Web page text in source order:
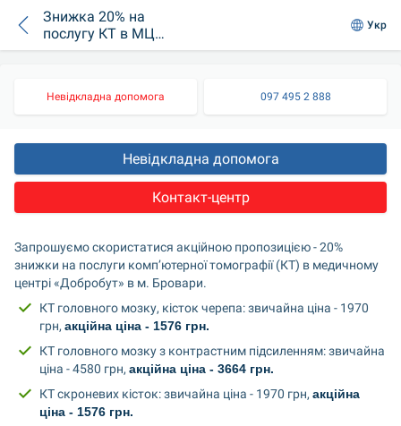
Знижка 20% на
послугу КТ в МЦ
Добробут у
Укр
Невідкладна допомога 097 495 2 888
Невідкладна допомога
Контакт-центр
Запрошуємо скористатися акційною пропозицією - 20%
знижки на послуги комп’ютерної томографії (КТ) в медичному
центрі «Добробут» в м. Бровари.
КТ головного мозку, кісток черепа: звичайна ціна - 1970
грн, акційна ціна - 1576 грн.
КТ головного мозку з контрастним підсиленням: звичайна
ціна - 4580 грн, акційна ціна - 3664 грн.
КТ скроневих кісток: звичайна ціна - 1970 грн, акційна
ціна - 1576 грн.